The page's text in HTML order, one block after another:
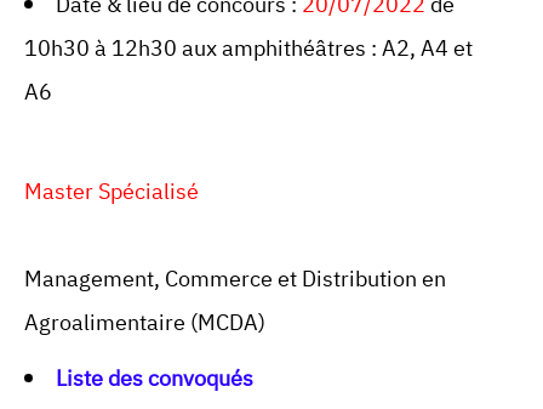
10h30 à 12h30 aux amphithéâtres : A2, A4 et
A6
Master Spécialisé
Management, Commerce et Distribution en
Agroalimentaire (MCDA)
Liste des convoqués